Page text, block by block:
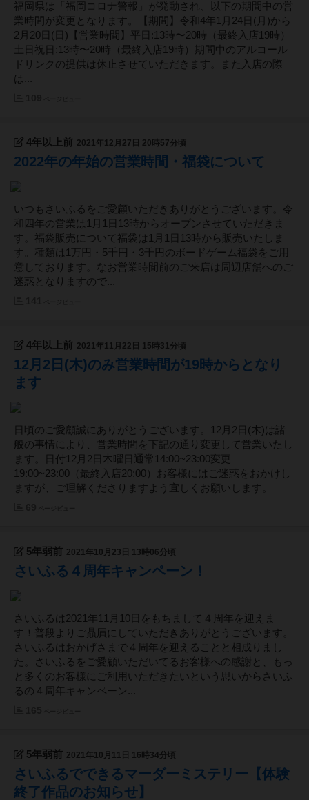
福岡県は「福岡コロナ警報」が発動され、以下の期間中の営
業時間が変更となります。【期間】令和4年1月24日(月)から
2月20日(日)【営業時間】平日:13時〜20時（最終入店19時）
土日祝日:13時〜20時（最終入店19時）期間中のアルコール
ドリンクの提供は休止させていただきます。また入店の際
は...
4年以上前 2021年12月27日 20時57分頃
2022年の年始の営業時間・福袋について
いつもさいふるをご愛顧いただきありがとうございます。令
和四年の営業は1月1日13時からオープンさせていただきま
す。福袋販売について福袋は1月1日13時から販売いたしま
す。種類は1万円・5千円・3千円のボードゲーム福袋をご用
意しております。なお営業時間前のご来店は周辺店舗へのご
迷惑となりますので...
4年以上前 2021年11月22日 15時31分頃
12月2日(木)のみ営業時間が19時からとなり
ます
日頃のご愛顧誠にありがとうございます。12月2日(木)は諸
般の事情により、営業時間を下記の通り変更して営業いたし
ます。日付12月2日木曜日通常14:00~23:00変更
19:00~23:00（最終入店20:00）お客様にはご迷惑をおかけし
ますが、ご理解くださりますよう宜しくお願いします。
5年弱前 2021年10月23日 13時06分頃
さいふる４周年キャンペーン！
さいふるは2021年11月10日をもちまして４周年を迎えま
す！普段よりご贔屓にしていただきありがとうございます。
さいふるはおかげさまで４周年を迎えることと相成りまし
た。さいふるをご愛顧いただいてるお客様への感謝と、もっ
と多くのお客様にご利用いただきたいという思いからさいふ
るの４周年キャンペーン...
5年弱前 2021年10月11日 16時34分頃
さいふるでできるマーダーミステリー【体験
終了作品のお知らせ】